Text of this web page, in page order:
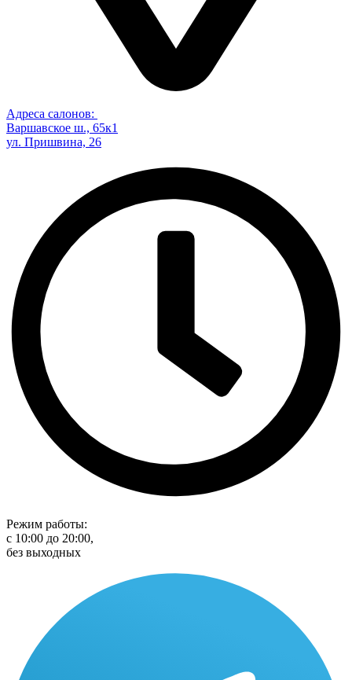
Адреса салонов:
Варшавское ш., 65к1
ул. Пришвина, 26
Режим работы:
с 10:00 до 20:00,
без выходных